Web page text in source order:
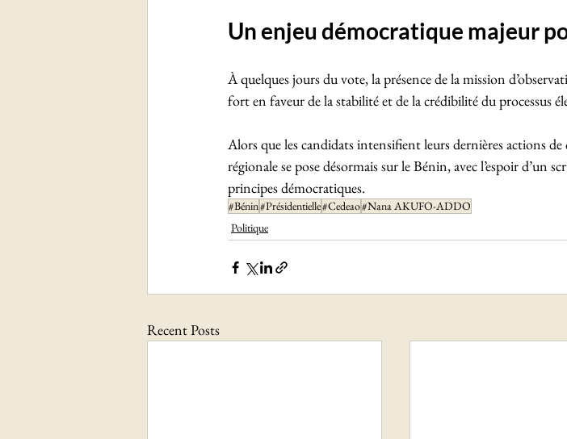
Un enjeu démocratique majeur
À quelques jours du vote, la présence de la mission
fort en faveur de la stabilité et de la crédibilité du processus
Alors que les candidats intensifient leurs dernières actions
régionale se pose désormais sur le Bénin, avec l’espoir d’un
principes démocratiques.
#Bénin#Présidentielle#Cedeao#Nana AKUFO-ADDO
Politique
Recent Posts